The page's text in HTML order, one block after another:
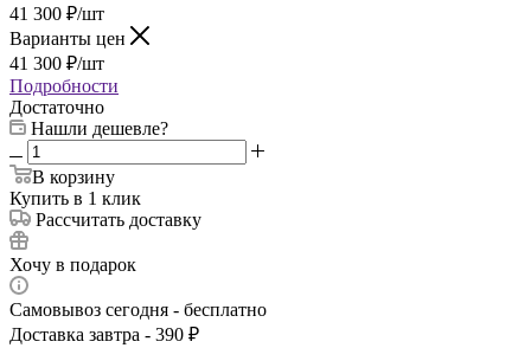
41 300 ₽/шт
Варианты цен
41 300 ₽/шт
Подробности
Достаточно
Нашли дешевле?
В корзину
Купить в 1 клик
Рассчитать доставку
Хочу в подарок
Самовывоз сегодня - бесплатно
Доставка завтра - 390 ₽